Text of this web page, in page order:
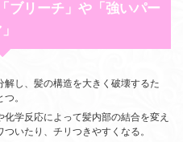
ブリーチ」や「強いパー
解し、髪の構造を大きく破壊するた
。
化学反応によって髪内部の結合を変え
いたり、チリつきやすくなる。